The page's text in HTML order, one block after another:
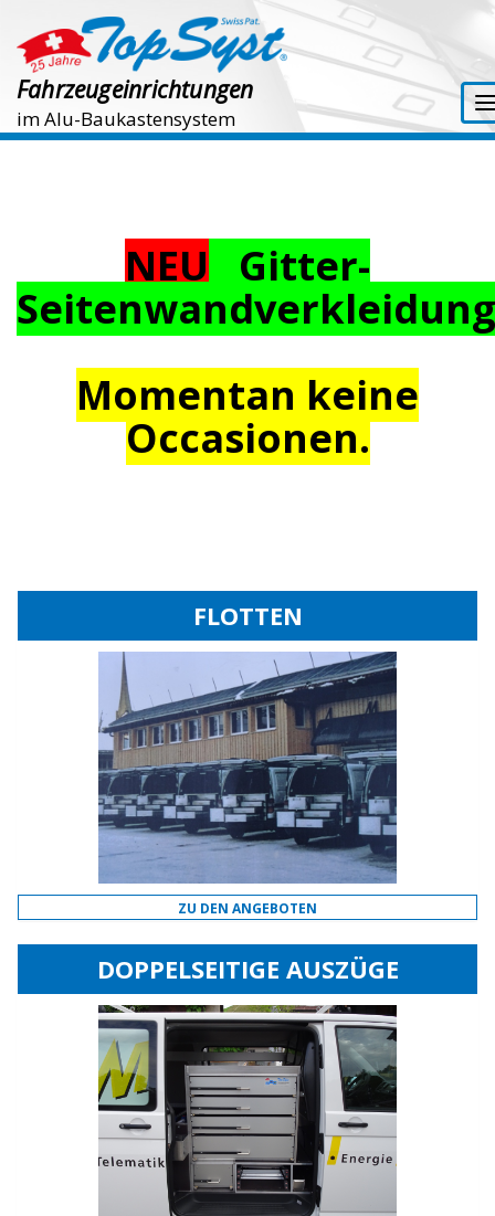
Fahrzeugeinrichtungen
im Alu-Baukastensystem
NEU Gitter-
Momentan keine
Occasionen.
FLOTTEN
ZU DEN ANGEBOTEN
DOPPELSEITIGE AUSZÜGE